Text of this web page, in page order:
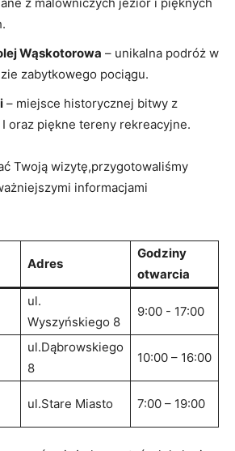
Wąskotorowa –​ unikalna podróż w
zabytkowego pociągu.
‌– miejsce ‌historycznej ⁤bitwy z ​
oraz piękne tereny rekreacyjne.
Twoją wizytę,przygotowaliśmy
informacjami
Adres
Godziny
otwarcia
ul.
Wyszyńskiego 8
9:00 ⁢- 17:00
ul.Dąbrowskiego
8
10:00 – 16:00
ul.Stare Miasto 7:00 – ‍19:00